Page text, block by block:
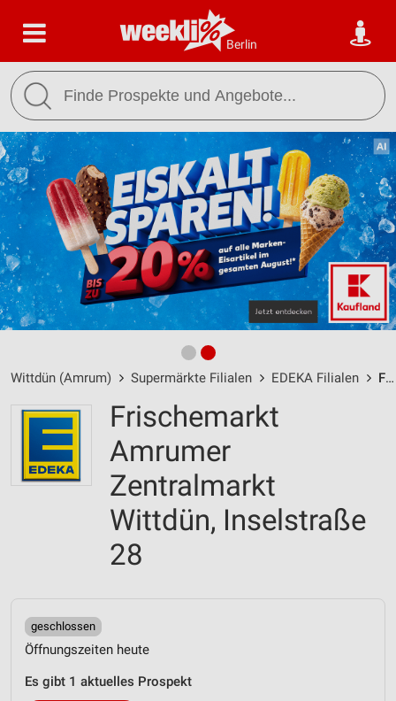
Berlin
Wittdün (Amrum) Supermärkte Filialen EDEKA Filialen Frischemarkt Amrumer Zentralmarkt Wittdün / Inselstraße 28 - Öffnungszeiten & Adresse
Frischemarkt
Amrumer
Zentralmarkt
Wittdün, Inselstraße
28
geschlossen
Öffnungszeiten heute
Es gibt 1 aktuelles Prospekt